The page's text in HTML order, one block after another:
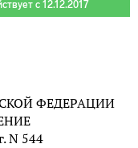
с 12.12.2017
ФЕДЕРАЦИИ
N 544